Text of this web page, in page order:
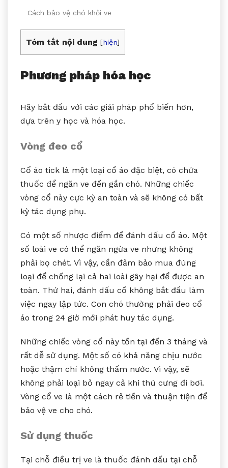
Cách bảo vệ chó khỏi ve
Tóm tắt nội dung [hiện]
Phương pháp hóa học
Hãy bắt đầu với các giải pháp phổ biến hơn,
dựa trên y học và hóa học.
Vòng đeo cổ
Cổ áo tick là một loại cổ áo đặc biệt, có chứa
thuốc để ngăn ve đến gần chó. Những chiếc
vòng cổ này cực kỳ an toàn và sẽ không có bất
kỳ tác dụng phụ.
Có một số nhược điểm để đánh dấu cổ áo. Một
số loài ve có thể ngăn ngừa ve nhưng không
phải bọ chét. Vì vậy, cần đảm bảo mua đúng
loại để chống lại cả hai loài gây hại để được an
toàn. Thứ hai, đánh dấu cổ không bắt đầu làm
việc ngay lập tức. Con chó thường phải đeo cổ
áo trong 24 giờ mới phát huy tác dụng.
Những chiếc vòng cổ này tồn tại đến 3 tháng và
rất dễ sử dụng. Một số có khả năng chịu nước
hoặc thậm chí không thấm nước. Vì vậy, sẽ
không phải loại bỏ ngay cả khi thú cưng đi bơi.
Vòng cổ ve là một cách rẻ tiền và thuận tiện để
bảo vệ ve cho chó.
Sử dụng thuốc
Tại chỗ điều trị ve là thuốc đánh dấu tại chỗ